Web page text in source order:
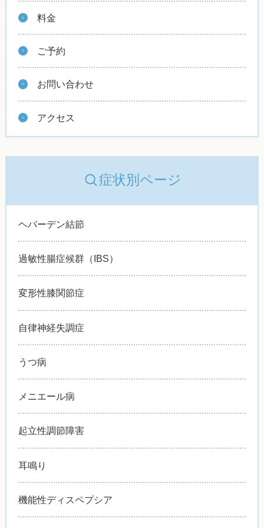
料金
ご予約
お問い合わせ
アクセス
症状別ページ
ヘバーデン結節
過敏性腸症候群（IBS）
変形性膝関節症
自律神経失調症
うつ病
メニエール病
起立性調節障害
耳鳴り
機能性ディスペプシア